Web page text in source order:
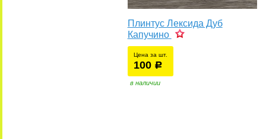
Плинтус Лексида Дуб
Капучино
Цена за шт.
100 р
в наличии